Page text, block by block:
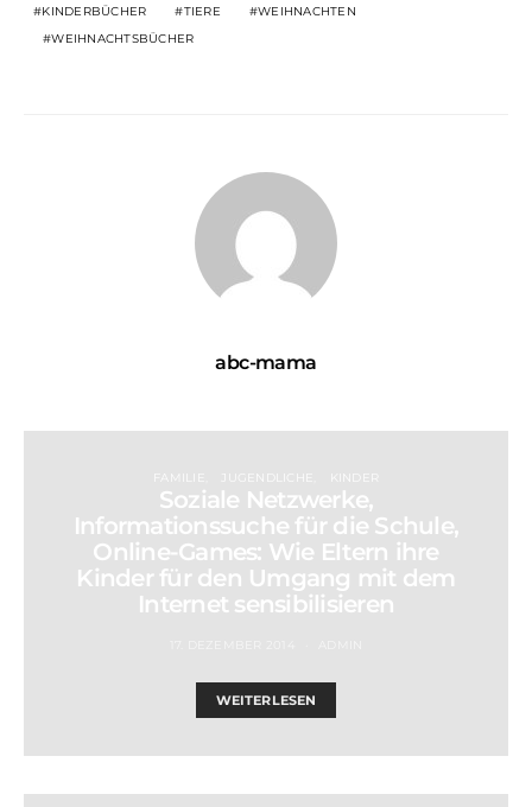
KINDERBÜCHER TIERE
WEIHNACHTEN
WEIHNACHTSBÜCHER
abc-mama
FAMILIE JUGENDLICHE KINDER
Soziale Netzwerke,
Informationssuche für die Schule,
Online-Games: Wie Eltern ihre
Kinder für den Umgang mit dem
Internet sensibilisieren
WEITERLESEN